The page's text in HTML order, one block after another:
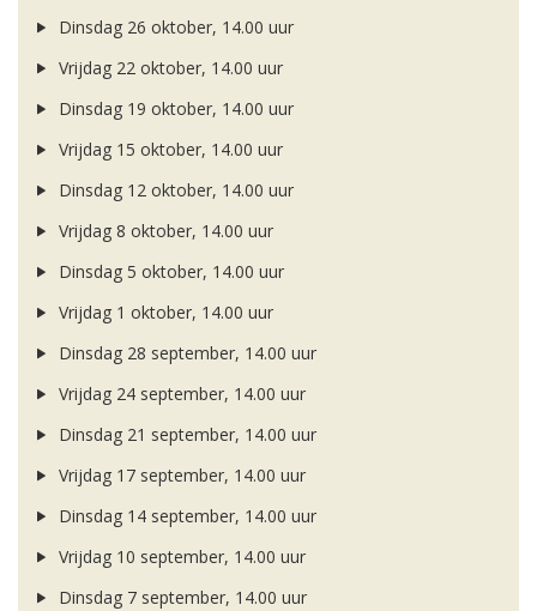
Dinsdag 26 oktober, 14.00 uur
Vrijdag 22 oktober, 14.00 uur
Dinsdag 19 oktober, 14.00 uur
Vrijdag 15 oktober, 14.00 uur
Dinsdag 12 oktober, 14.00 uur
Vrijdag 8 oktober, 14.00 uur
Dinsdag 5 oktober, 14.00 uur
Vrijdag 1 oktober, 14.00 uur
Dinsdag 28 september, 14.00 uur
Vrijdag 24 september, 14.00 uur
Dinsdag 21 september, 14.00 uur
Vrijdag 17 september, 14.00 uur
Dinsdag 14 september, 14.00 uur
Vrijdag 10 september, 14.00 uur
Dinsdag 7 september, 14.00 uur